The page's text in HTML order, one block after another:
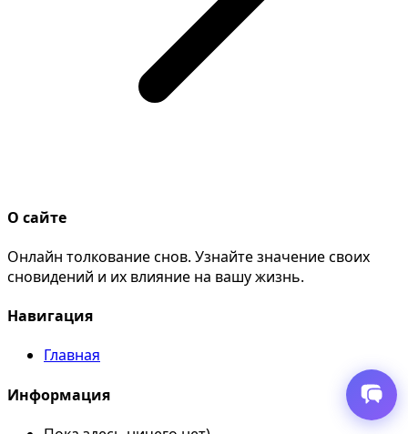
О сайте
Онлайн толкование снов. Узнайте значение своих
сновидений и их влияние на вашу жизнь.
Навигация
Главная
Информация